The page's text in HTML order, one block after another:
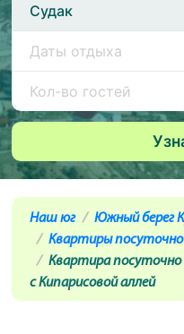
Судак
Наш юг Южный берег
Квартиры посуточно
Квартира
с Кипарисовой аллей